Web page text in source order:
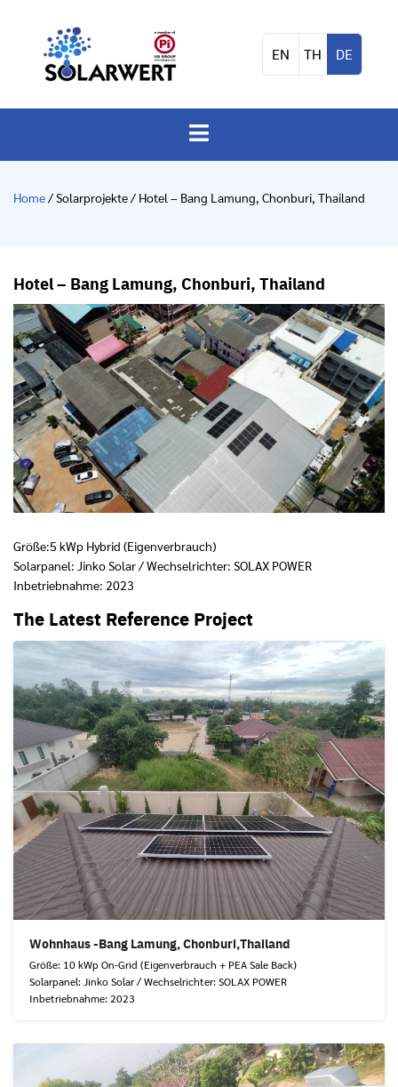
EN TH DE
Home/ Solarprojekte / Hotel – Bang Lamung, Chonburi, Thailand
Hotel – Bang Lamung, Chonburi, Thailand
Größe:5 kWp Hybrid (Eigenverbrauch)
Solarpanel: Jinko Solar / Wechselrichter: SOLAX POWER
Inbetriebnahme: 2023
The Latest Reference Project
Wohnhaus -Bang Lamung, Chonburi,Thailand
Größe: 10 kWp On-Grid (Eigenverbrauch + PEA Sale Back)
Solarpanel: Jinko Solar / Wechselrichter: SOLAX POWER
Inbetriebnahme: 2023